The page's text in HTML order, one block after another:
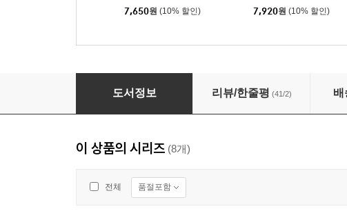
7,650원 (10% 할인)
7,920원 (10% 할인)
혼자서도 잘하는 한글 단어 쓰기 100 1권
도서정보 리뷰/한줄평 (41/2) 배
이 상품의 시리즈 (8개)
전체 품절포함